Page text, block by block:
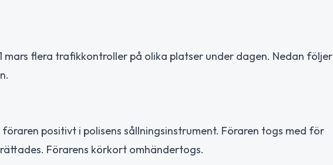
mars flera trafikkontroller på olika platser under dagen. Nedan följer
positivt i polisens sållningsinstrument. Föraren togs med för
Förarens körkort omhändertogs.